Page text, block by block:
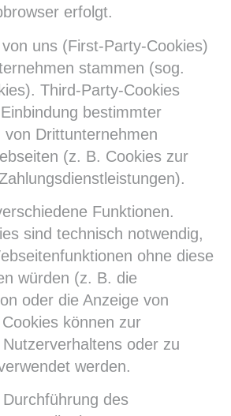
erfolgt.
uns (First-Party-Cookies)
stammen (sog.
Third-Party-Cookies
bestimmter
von Drittunternehmen
(z. B. Cookies zur
Funktionen.
sind technisch notwendig,
ohne diese
würden (z. B. die
oder die Anzeige von
können zur
oder zu
werden.
des